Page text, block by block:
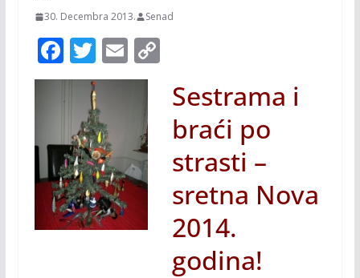
30. Decembra 2013. Senad
F
ac
e
b
o
o
k
T
w
itt
er
E
m
ai
C
p
Li
n
k
Sestrama i
braći po
strasti –
sretna Nova
2014.
godina!